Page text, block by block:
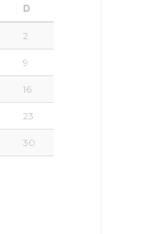
D
2
9
16
23
30